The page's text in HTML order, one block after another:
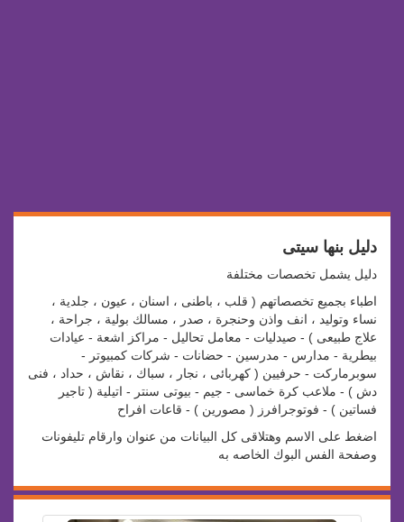
دليل بنها سيتى
دليل يشمل تخصصات مختلفة
اطباء بجميع تخصصاتهم ( قلب ، باطنى ، اسنان ، عيون ، جلدية ،
نساء وتوليد ، انف واذن وحنجرة ، صدر ، مسالك بولية ، جراحة ،
علاج طبيعى ) - صيدليات - معامل تحاليل - مراكز اشعة - عيادات
بيطرية - مدارس - مدرسين - حضانات - شركات كمبيوتر -
سوبرماركت - حرفيين ( كهربائى ، نجار ، سباك ، نقاش ، حداد ، فنى
دش ) - ملاعب كرة خماسى - جيم - بيوتى سنتر - اتيلية ( تاجير
فساتين ) - فوتوجرافرز ( مصورين ) - قاعات افراح
اضغط على الاسم وهتلاقى كل البيانات من عنوان وارقام تليفونات
وصفحة الفس البوك الخاصه به